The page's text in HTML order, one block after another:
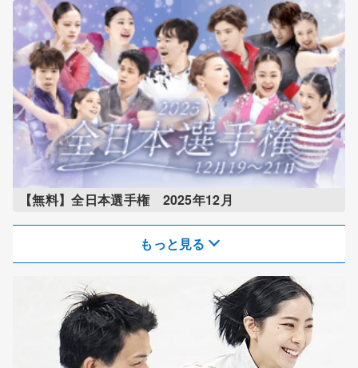
【無料】全日本選手権 2025年12月
もっと見る